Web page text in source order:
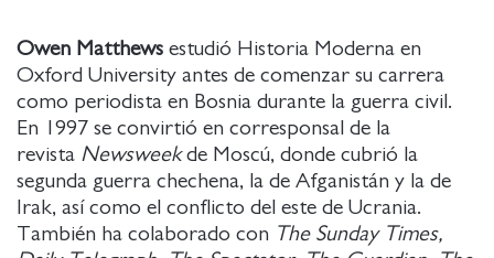
Owen Matthews estudió Historia Moderna en
Oxford University antes de comenzar su carrera
como periodista en Bosnia durante la guerra civil.
En 1997 se convirtió en corresponsal de la
revista Newsweekde Moscú, donde cubrió la
segunda guerra chechena, la de Afganistán y la de
Irak, así como el conflicto del este de Ucrania.
También ha colaborado con The Sunday Times,